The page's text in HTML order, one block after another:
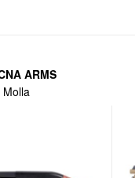
ARMS
Molla